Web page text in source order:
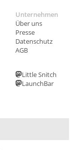
Unternehmen
Über uns
Presse
Datenschutz
AGB
Little Snitch
LaunchBar